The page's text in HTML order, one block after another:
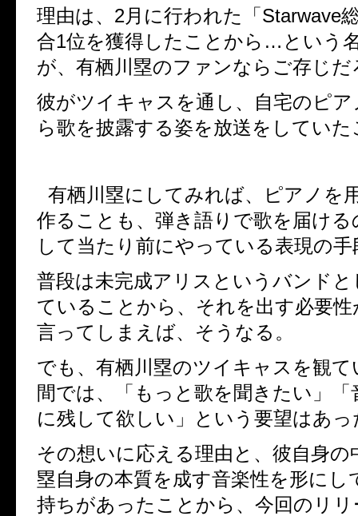
理由は、 2月に行われた「 Starwave
合1位を獲得したことから … という
が、有栖川塁のファンならご存じだ
彼がツイキャスを通し、自宅のピ
ら歌を披露する姿を放送をしてい
有栖川塁にしてみれば、ピアノを
作ることも、弾き語りで歌を届ける
して当たり前にやっている表現の手
普段は未完成アリスというバンド
ていることから、それを出す必要
言ってしまえば、そうなる。
でも、有栖川塁のツイキャスを観
間では、「もっと歌を聞きたい」「
に残して欲しい」という要望はあ
その想いに応える理由と、彼自身の
塁自身の本質を成す音楽性を形にし
持ちがあったことから、今回のリ